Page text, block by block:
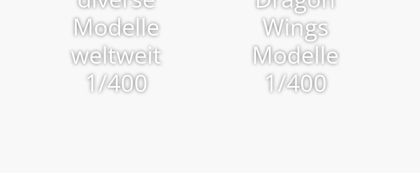
Modelle
weltweit
1/400
Wings
Modelle
1/400